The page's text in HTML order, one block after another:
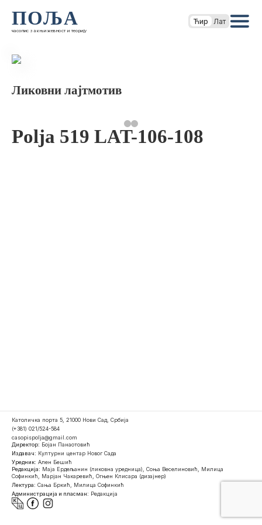
ПОЉА
часопис за књижевност и теорију
Ћир Лат
Ликовни лајтмотив
Polja 519 LAT-106-108
Католичка порта 5, 21000 Нови Сад, Србија
(+381) 021/524-584
casopispolja@gmail.com
Директор: Бојан Панаотовић
Издавач: Културни центар Новог Сада
Уредник: Ален Бешић
Редакција: Маја Ердељанин (ликовна уредница), Соња Веселиновић, Милица
Софинкић, Марјан Чакаревић, Огњен Клисара (дизајнер)
Лектура: Сања Бркић, Милица Софинкић
Администрација и пласман: Редакција